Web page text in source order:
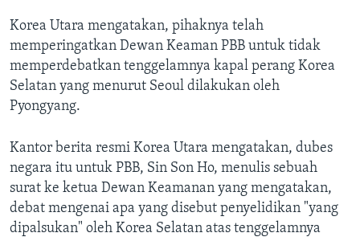
Pencarian
IKUTI KAMI
Bahasa-bahasa
Korea Utara mengatakan, pihaknya telah
memperingatkan Dewan Keaman PBB untuk tidak
memperdebatkan tenggelamnya kapal perang Korea
Selatan yang menurut Seoul dilakukan oleh
Pyongyang.
Kantor berita resmi Korea Utara mengatakan, dubes
negara itu untuk PBB, Sin Son Ho, menulis sebuah
surat ke ketua Dewan Keamanan yang mengatakan,
debat mengenai apa yang disebut penyelidikan "yang
dipalsukan" oleh Korea Selatan atas tenggelamnya